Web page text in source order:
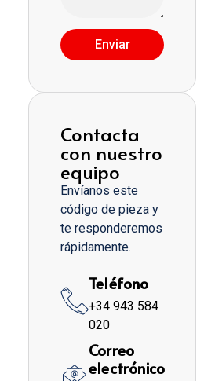
Enviar
Contacta
con nuestro
equipo
Envíanos este
código de pieza y
te responderemos
rápidamente.
Teléfono
+34 943 584
020
Correo
electrónico